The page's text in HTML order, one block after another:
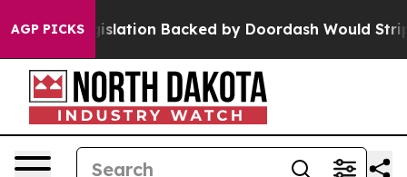
AGP PICKS Backed by Doordash Would Strip DC of